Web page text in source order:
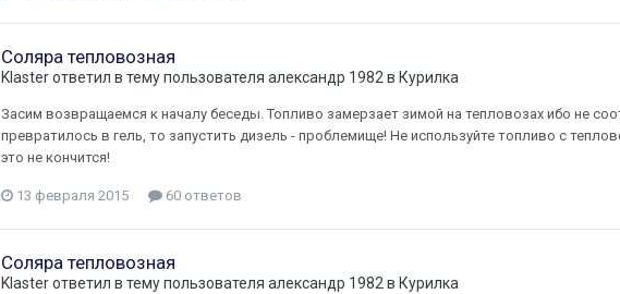
Соляра тепловозная
Klasterответил в тему пользователя александр 1982 в Курилка
Засим возвращаемся к началу беседы. Топливо замерзает зимой на тепловозах ибо не
превратилось в гель, то запустить дизель - проблемище! Не используйте топливо с
это не кончится!
13 февраля 2015 60 ответов
Соляра тепловозная
Klasterответил в тему пользователя александр 1982 в Курилка